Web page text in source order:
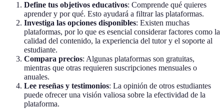
Define tus objetivos educativos: Comprende qué quieres
aprender y por qué. Esto ayudará a filtrar las plataformas.
Investiga las opciones disponibles: Existen muchas
plataformas, por lo que es esencial considerar factores como la
calidad del contenido, la experiencia del tutor y el soporte al
estudiante.
Compara precios: Algunas plataformas son gratuitas,
mientras que otras requieren suscripciones mensuales o
anuales.
Lee reseñas y testimonios: La opinión de otros estudiantes
puede ofrecer una visión valiosa sobre la efectividad de la
plataforma.